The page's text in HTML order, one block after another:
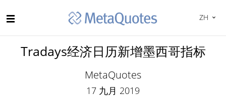
ZH
Tradays经济日历新增墨西哥指标
MetaQuotes
17 九月 2019